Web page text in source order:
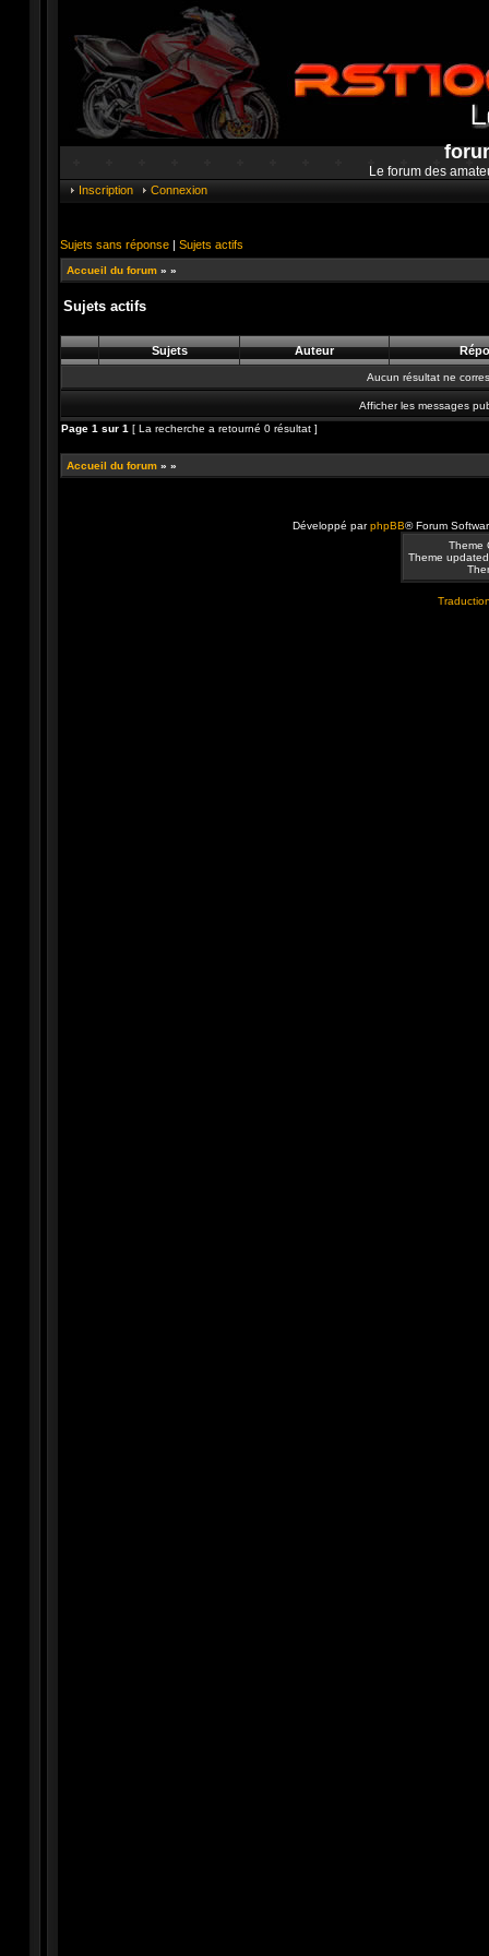
Le forum des
Inscription Connexion
Sujets sans réponse | Sujets actifs
Accueil du forum » »
Sujets actifs
Sujets Auteur
Aucun résultat ne
Afficher les messages
Page 1 sur 1 [ La recherche a retourné 0 résultat ]
Accueil du forum » »
Développé parphpBB® Forum
Theme
Theme